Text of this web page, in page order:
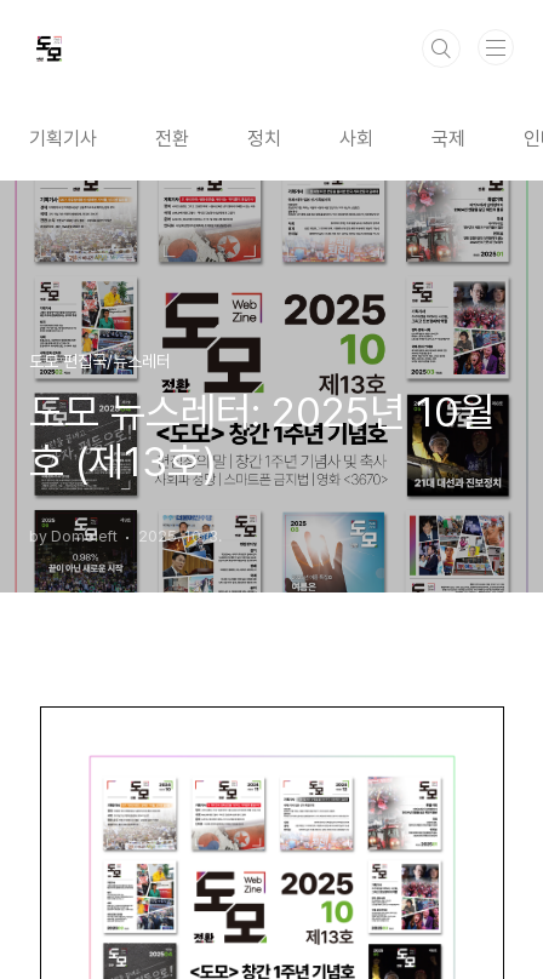
기획기사 전환 정치 사회 국제
도모 편집국/뉴스레터
도모 뉴스레터: 2025년 10월
호 (제13호)
by Domoleft 2025. 10. 3.